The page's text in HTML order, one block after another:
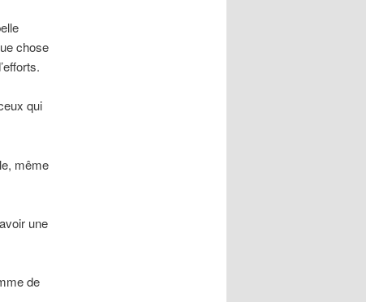
chose
qui
même
une
de